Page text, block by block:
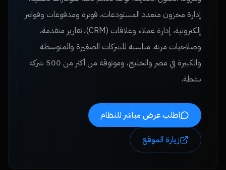
إدارة مخزون متعدد المستودعات، فوترة ومدفوعات وفواتير
إلكترونية، إدارة عملاء وعلاقات (CRM)، تقارير متقدمة،
وصلاحيات مرنة. مناسبة للشركات الصغيرة والمتوسطة
والكبيرة في مصر والخليج، وموثوقة من أكثر من 500 شركة
نشطة.
اطلب عرض مباشر للنظام
زيارة الموقع